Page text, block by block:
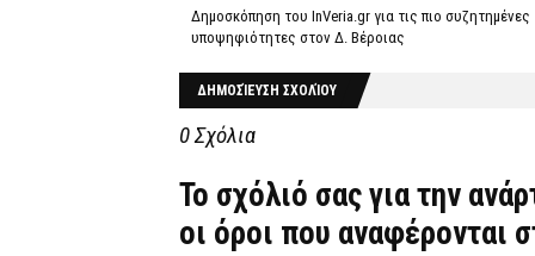
Δημοσκόπηση του InVeria.gr για τις πιο συζητημένες
υποψηφιότητες στον Δ. Βέροιας
ΔΗΜΟΣΊΕΥΣΗ ΣΧΟΛΊΟΥ
0 Σχόλια
Το σχόλιό σας για την
οι όροι που αναφέρονται